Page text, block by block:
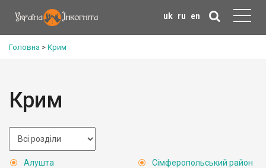
uk ru en
Головна > Крим
Крим
Алушта
Сімферопольський район